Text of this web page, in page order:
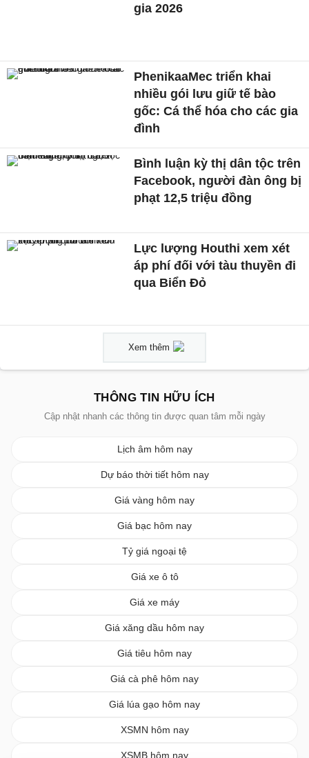
gia 2026
PhenikaaMec triển khai
nhiều gói lưu giữ tế bào
gốc: Cá thể hóa cho các gia
đình
Bình luận kỳ thị dân tộc trên
Facebook, người đàn ông bị
phạt 12,5 triệu đồng
Lực lượng Houthi xem xét
áp phí đối với tàu thuyền đi
qua Biển Đỏ
Xem thêm
THÔNG TIN HỮU ÍCH
Cập nhật nhanh các thông tin được quan tâm mỗi ngày
Lịch âm hôm nay
Dự báo thời tiết hôm nay
Giá vàng hôm nay
Giá bạc hôm nay
Tỷ giá ngoại tệ
Giá xe ô tô
Giá xe máy
Giá xăng dầu hôm nay
Giá tiêu hôm nay
Giá cà phê hôm nay
Giá lúa gạo hôm nay
XSMN hôm nay
XSMB hôm nay